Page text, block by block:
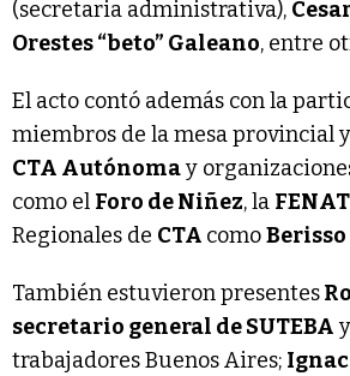
(secretaria administrativa),
Orestes “beto” Galeano, entre
El acto contó además con la
miembros de la mesa provincial
CTA Autónomay
como el Foro de Niñez, la FENAT
Regionales de CTA comoBerisso
También estuvieron presentes
secretario general de SUTEBA y
trabajadores Buenos Aires;